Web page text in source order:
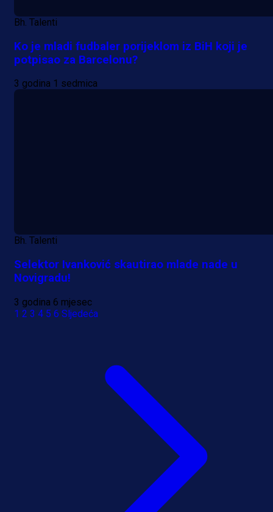
Bh. Talenti
Ko je mladi fudbaler porijeklom iz BiH koji je
potpisao za Barcelonu?
3 godina 1 sedmica
Bh. Talenti
Selektor Ivanković skautirao mlade nade u
Novigradu!
3 godina 6 mjesec
1 2 3 4 5 6 Sljedeća